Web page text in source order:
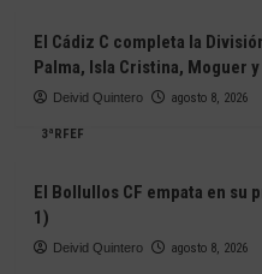
El Cádiz C completa la
Palma, Isla Cristina, Moguer
Deivid Quintero agosto 8, 2026
3ªRFEF
El Bollullos CF empata en
1)
Deivid Quintero agosto 8, 2026